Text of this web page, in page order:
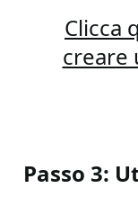
Clicca
creare
Passo 3: